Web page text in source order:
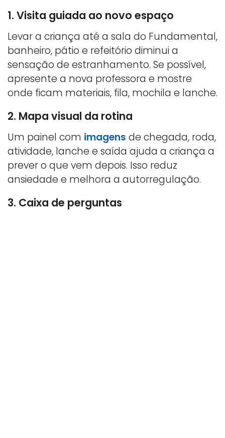
1. Visita guiada ao novo espaço
Levar a criança até a sala do Fundamental,
banheiro, pátio e refeitório diminui a
sensação de estranhamento. Se possível,
apresente a nova professora e mostre
onde ficam materiais, fila, mochila e lanche.
2. Mapa visual da rotina
Um painel com imagens de chegada, roda,
atividade, lanche e saída ajuda a criança a
prever o que vem depois. Isso reduz
ansiedade e melhora a autorregulação.
3. Caixa de perguntas